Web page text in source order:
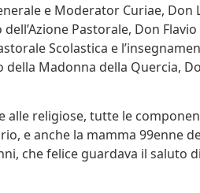
e Moderator Curiae, Don
Pastorale, Don
Scolastica e
della Madonna della Quercia,
religiose, tutte le
e anche la mamma 99enne
che felice guardava il saluto